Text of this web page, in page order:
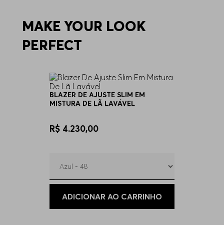
58
60
MAKE YOUR LOOK
PERFECT
BLAZER DE AJUSTE SLIM EM
MISTURA DE LÃ LAVÁVEL
R$ 4.230,00
ADICIONAR AO CARRINHO